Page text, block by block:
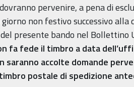
pervenire, a pena di
non festivo successivo alla
presente bando nel Bollettino
fa fede il timbro a data
saranno accolte domande
postale di spedizione